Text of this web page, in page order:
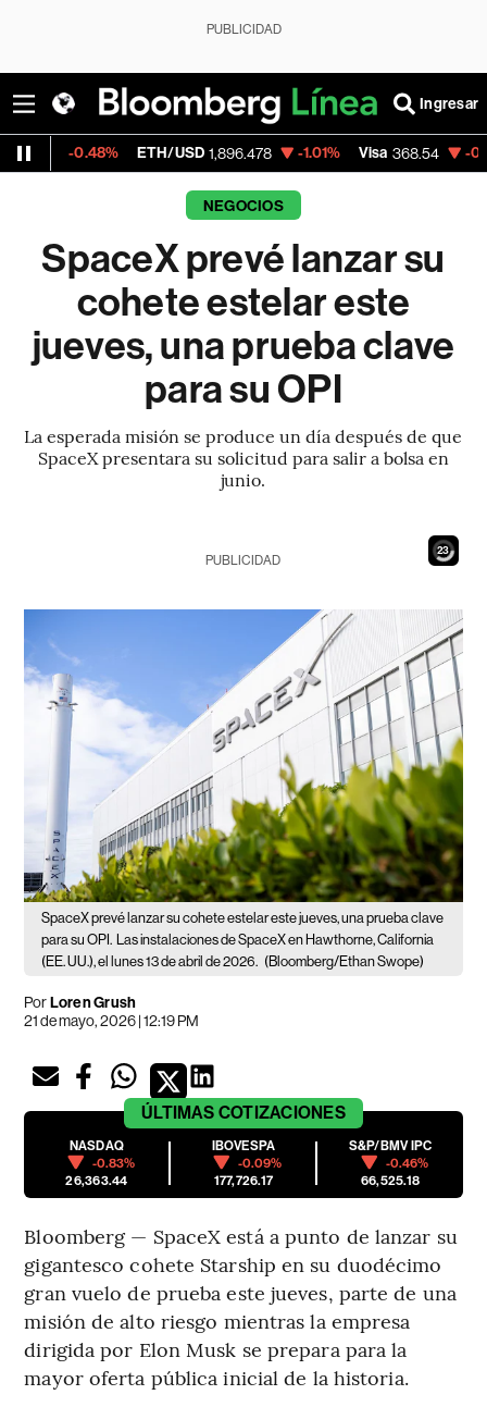
PUBLICIDAD
Ingresar
ETH/USD 1,896.478 -1.01% Visa 368.54 -0.28%
NEGOCIOS
SpaceX prevé lanzar su
cohete estelar este
jueves, una prueba clave
para su OPI
La esperada misión se produce un día después de que
SpaceX presentara su solicitud para salir a bolsa en
junio.
21
PUBLICIDAD
SpaceX prevé lanzar su cohete estelar este jueves, una prueba clave
para su OPI.
Las instalaciones de SpaceX en Hawthorne, California
(EE. UU.), el lunes 13 de abril de 2026. (Bloomberg/Ethan Swope)
PorLoren Grush
21 de mayo, 2026 | 12:19 PM
ÚLTIMAS COTIZACIONES
NASDAQ
-0.83%
26,363.44
IBOVESPA
-0.09%
177,726.17
S&P/BMV IPC
-0.46%
66,525.18
Bloomberg — SpaceX está a punto de lanzar su
gigantesco cohete Starship en su duodécimo
gran vuelo de prueba este jueves, parte de una
misión de alto riesgo mientras la empresa
dirigida por Elon Musk se prepara para la
mayor oferta pública inicial de la historia.